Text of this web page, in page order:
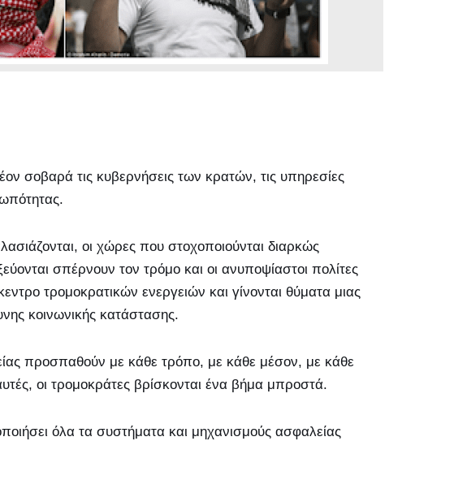
σοβαρά τις κυβερνήσεις των κρατών, τις υπηρεσίες
οι χώρες που στοχοποιούνται διαρκώς
σπέρνουν τον τρόμο και οι ανυποψίαστοι πολίτες
τρομοκρατικών ενεργειών και γίνονται θύματα μιας
κοινωνικής κατάστασης.
προσπαθούν με κάθε τρόπο, με κάθε μέσον, με κάθε
οι τρομοκράτες βρίσκονται ένα βήμα μπροστά.
όλα τα συστήματα και μηχανισμούς ασφαλείας